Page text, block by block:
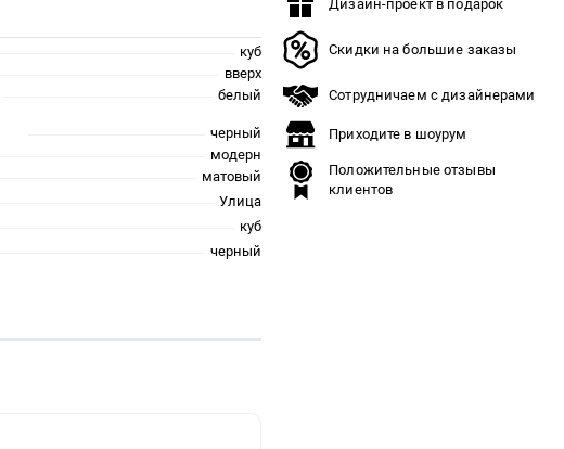
куб
вверх
белый
черный
модерн
матовый
Улица
куб
черный
Дизайн-проект в подарок
Скидки на большие заказы
Сотрудничаем с дизайнерами
Приходите в шоурум
Положительные отзывы
клиентов